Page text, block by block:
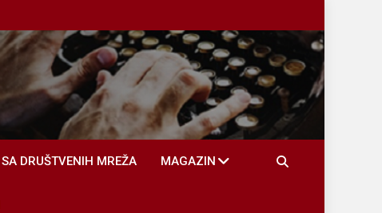
SA DRUŠTVENIH MREŽA MAGAZIN